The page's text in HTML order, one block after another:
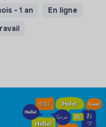
- 1 an
En ligne